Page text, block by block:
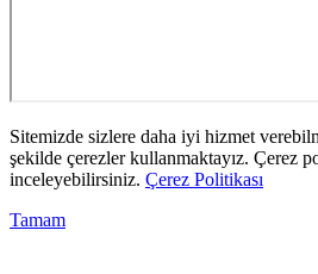
Sitemizde sizlere daha iyi hizmet
şekilde çerezler kullanmaktayız. Çerez
inceleyebilirsiniz. Çerez Politikası
Tamam